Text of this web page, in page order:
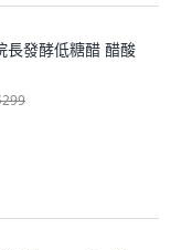
發酵低糖醋 醋酸